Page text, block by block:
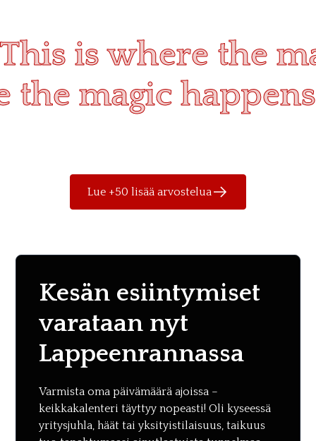
This is where the
the magic happens
Lue +50 lisää arvostelua
Kesän esiintymiset
varataan nyt
Lappeenrannassa
Varmista oma päivämäärä ajoissa –
keikkakalenteri täyttyy nopeasti! Oli kyseessä
yritysjuhla, häät tai yksityistilaisuus, taikuus